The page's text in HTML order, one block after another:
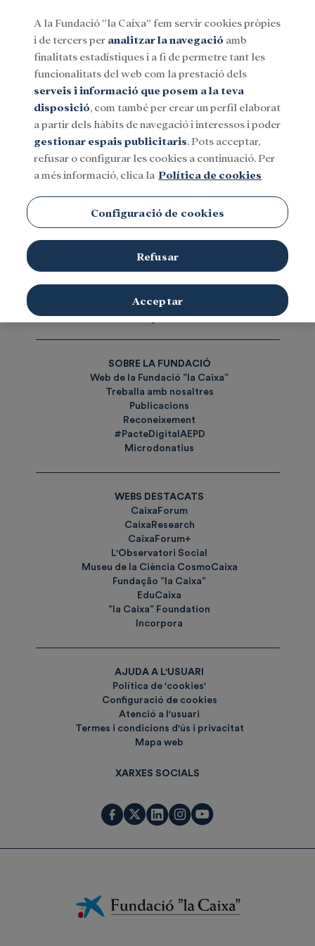
Menu
SocialInvestigació i bequesCultura
Fundación Pies Descalzos
Investigació i beques
Etiquetes
SOBRE LA FUNDACIÓ
Web de la Fundació ”la Caixa”
Treballa amb nosaltres
Publicacions
Reconeixement
#PacteDigitalAEPD
Microdonatius
WEBS DESTACATS
CaixaForum
CaixaResearch
CaixaForum+
L'Observatori Social
Museu de la Ciència CosmoCaixa
Fundação ”la Caixa”
EduCaixa
”la Caixa” Foundation
Incorpora
AJUDA A L'USUARI
Política de 'cookies'
Configuració de cookies
Atenció a l'usuari
Termes i condicions d'ús i privacitat
Mapa web
XARXES SOCIALS
Fundación
La
A la Fundació ”la Caixa” fem servir cookies pròpies
i de tercers per analitzar la navegació amb
finalitats estadístiques i a fi de permetre tant les
funcionalitats del web com la prestació dels
serveis i informació que posem a la teva
disposició, com també per crear un perfil elaborat
a partir dels hàbits de navegació i interessos i poder
gestionar espais publicitaris. Pots acceptar,
refusar o configurar les cookies a continuació. Per
a més informació, clica la Política de cookies
Configuració de cookies
Refusar
Acceptar